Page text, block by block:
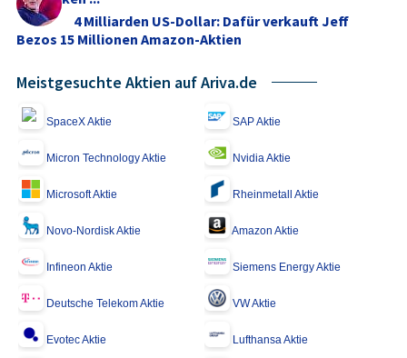
4 Milliarden US-Dollar: Dafür verkauft Jeff
Bezos 15 Millionen Amazon-Aktien
Meistgesuchte Aktien auf Ariva.de
SpaceX Aktie SAP Aktie
Micron Technology Aktie Nvidia Aktie
Microsoft Aktie Rheinmetall Aktie
Novo-Nordisk Aktie Amazon Aktie
Infineon Aktie Siemens Energy Aktie
Deutsche Telekom Aktie VW Aktie
Evotec Aktie Lufthansa Aktie